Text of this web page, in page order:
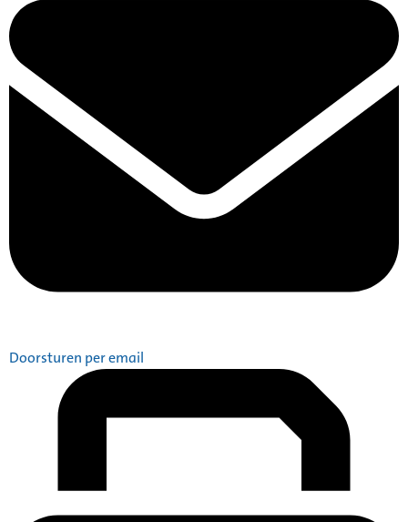
Doorsturen per email